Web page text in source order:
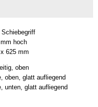
hoch
625 mm
oben
oben, glatt aufliegend
unten, glatt aufliegend